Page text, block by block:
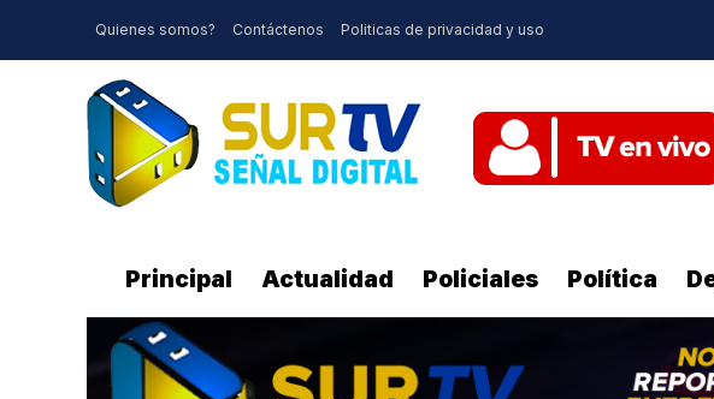
Quienes somos? Contáctenos Politicas de privacidad y uso
Principal Actualidad Policiales Política